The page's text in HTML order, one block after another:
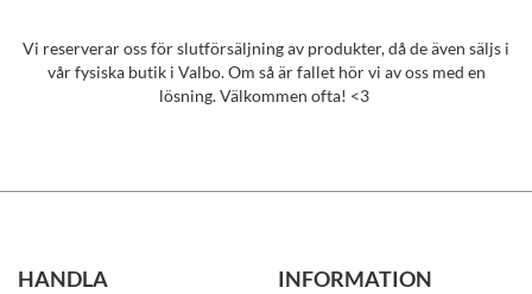
Vi reserverar oss för slutförsäljning av produkter, då de även säljs i
vår fysiska butik i Valbo. Om så är fallet hör vi av oss med en
lösning. Välkommen ofta! <3
HANDLA INFORMATION